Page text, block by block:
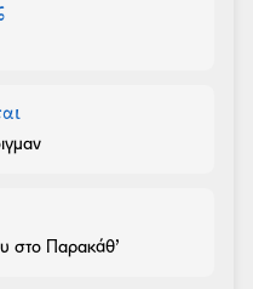
στο Παρακάθ’